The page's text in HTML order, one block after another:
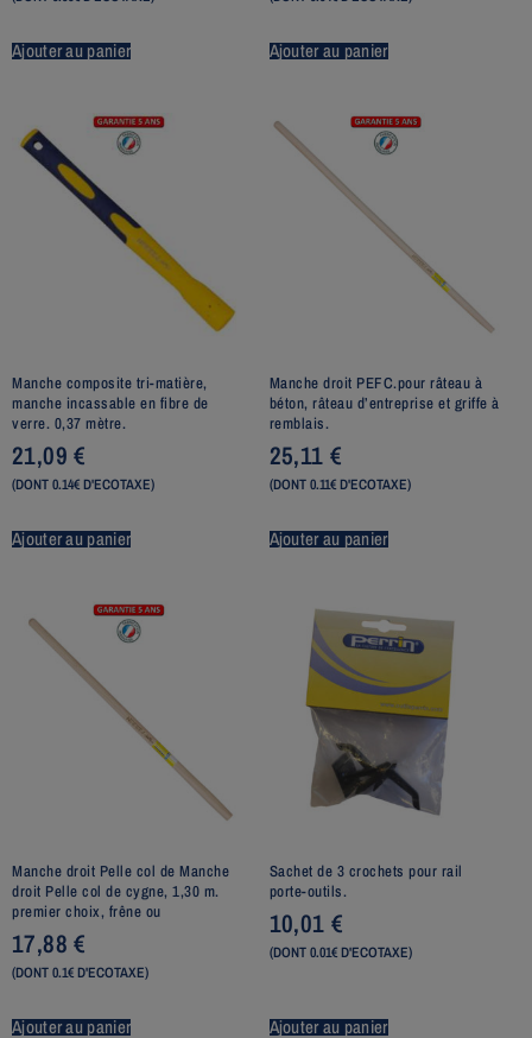
Ajouter au panier Ajouter au panier
Manche composite tri-matière,
manche incassable en fibre de
verre. 0,37 mètre.
21,09€
(DONT 0.14€ D'ECOTAXE)
Ajouter au panier
Manche droit PEFC.pour râteau à
béton, râteau d’entreprise et griffe à
remblais.
25,11 €
(DONT 0.11€ D'ECOTAXE)
Ajouter au panier
Manche droit Pelle col de Manche
droit Pelle col de cygne, 1,30 m.
premier choix, frêne ou
17,88€
(DONT 0.1€ D'ECOTAXE)
Ajouter au panier
Sachet de 3 crochets pour rail
porte-outils.
10,01 €
(DONT 0.01€ D'ECOTAXE)
Ajouter au panier